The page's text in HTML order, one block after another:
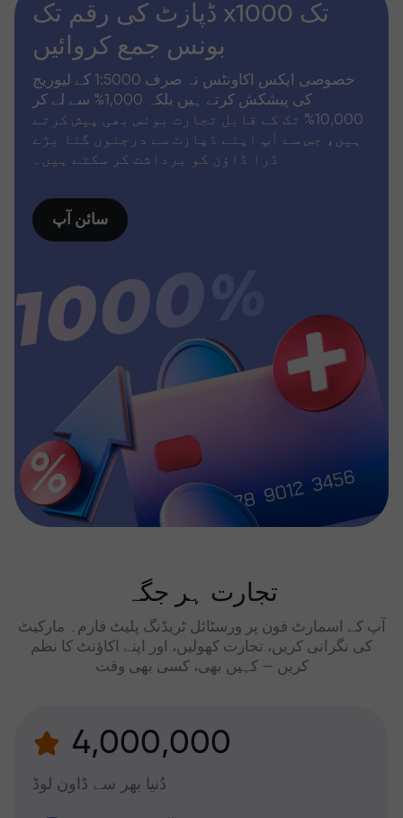
ڈپازٹ کی رقم تک x1000 تک
بونس جمع کروائیں
خصوصی ایکس اکاونٹس نہ صرف 1:5000 کے لیوریج
کی پیشکش کرتے ہیں بلکہ 1,000% سے لے کر
10,000% تک کے قابل تجارت بونس بھی پیش کرتے
ہیں، جس سے آپ اپنے ڈپازٹ سے درجنوں گنا بڑے
ڈرا ڈاؤن کو برداشت کر سکتے ہیں۔
سائن آپ
تجارت ہر جگہ
آپ کے اسمارٹ فون پر ورسٹائل ٹریڈنگ پلیٹ فارم۔ مارکیٹ
کی نگرانی کریں، تجارت کھولیں، اور اپنے اکاؤنٹ کا نظم
کریں — کہیں بھی، کسی بھی وقت
4,000,000
دُنیا بھر سے ڈاون لوڈ